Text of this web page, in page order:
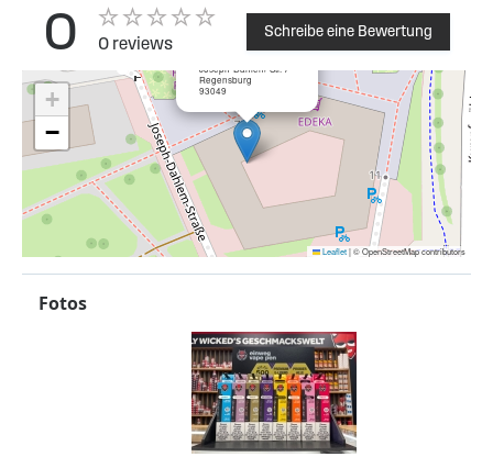
0 0 reviews
Schreibe eine Bewertung
Joseph-Dahlem-Str. 7
Regensburg
93049
×
+
−
Leaflet|© OpenStreetMap contributors
Fotos